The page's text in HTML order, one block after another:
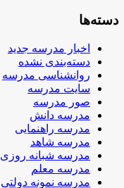
دسته‌ها
اخبار مدرسه جدید
دسته‌بندی نشده
روانشناسی مدرسه
سایت مدرسه
صور مدرسه
مدرسه دانش
مدرسه راهنمایی
مدرسه شاهد
مدرسه شبانه روزی
مدرسه معلم
مدرسه نمونه دولتی